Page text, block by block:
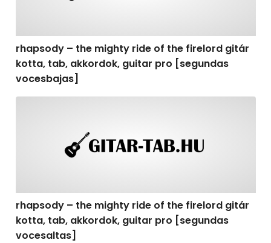
rhapsody – the mighty ride of the firelord gitár
kotta, tab, akkordok, guitar pro [segundas
vocesbajas]
rhapsody – the mighty ride of the firelord gitár
kotta, tab, akkordok, guitar pro [segundas
vocesaltas]